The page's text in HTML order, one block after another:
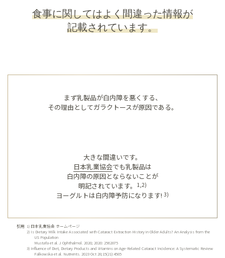
食事に関してはよく間違った情報が
記載されています。
まず乳製品が白内障を悪くする、
その理由としてガラクトースが原因である。
大きな間違いです。
日本乳業協会でも乳製品は
白内障の原因とならないことが
明記されています。
1,2)
ヨーグルトは白内障予防になります! 3)
引用 1) 日本乳業協会 ホームページ
2) Is Dietary Milk Intake Associated with Cataract Extraction History in Older Adults? An Analysis from the
US Population
Mustafa et al. J Ophthalmol. 2020; 2020: 2562875
3) Influence of Diet, Dietary Products and Vitamins on Age-Related Cataract Incidence: A Systematic Review
Falkowska et al. Nutrients. 2023 Oct 28;15(21):4585